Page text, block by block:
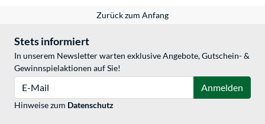
Zurück zum Anfang
Stets informiert
In unserem Newsletter warten exklusive Angebote, Gutschein- &
Gewinnspielaktionen auf Sie!
Anmelden
Hinweise zum Datenschutz